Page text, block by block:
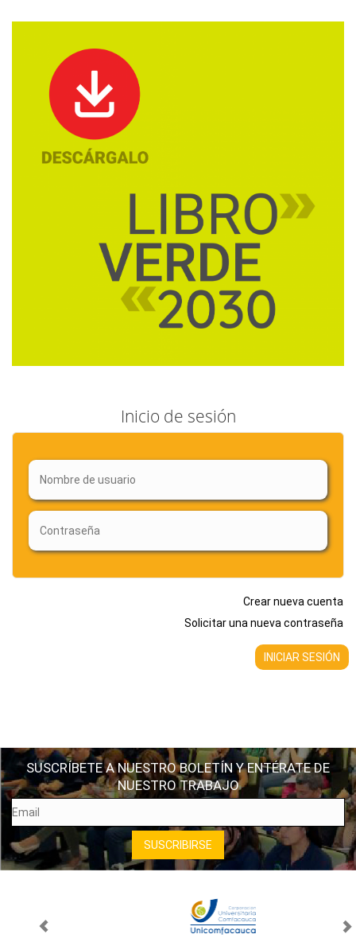
Inicio de sesión
Crear nueva cuenta
Solicitar una nueva contraseña
SUSCRÍBETE A NUESTRO BOLETÍN Y ENTÉRATE DE
NUESTRO TRABAJO